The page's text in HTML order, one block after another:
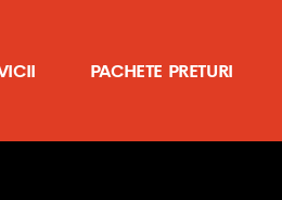
PACHETE PRETURI